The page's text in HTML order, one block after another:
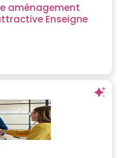
aménagement
Enseigne